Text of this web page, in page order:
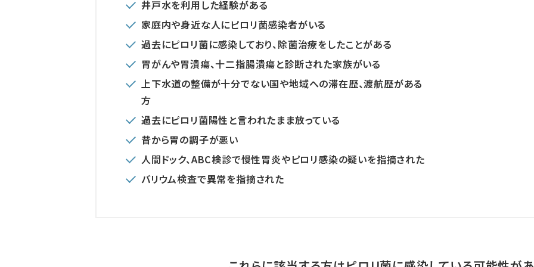
井戸水を利用した経験がある
家庭内や身近な人にピロリ菌感染者がいる
過去にピロリ菌に感染しており、除菌治療をしたことがある
胃がんや胃潰瘍、十二指腸潰瘍と診断された家族がいる
上下水道の整備が十分でない国や地域への滞在歴、渡航歴がある
方
過去にピロリ菌陽性と言われたまま放っている
昔から胃の調子が悪い
人間ドック、ABC検診で慢性胃炎やピロリ感染の疑いを指摘された
バリウム検査で異常を指摘された